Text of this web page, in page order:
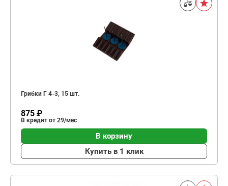
Грибки Г 4-3, 15 шт.
875 ₽
В кредит от 29/мес
В корзину
Купить в 1 клик